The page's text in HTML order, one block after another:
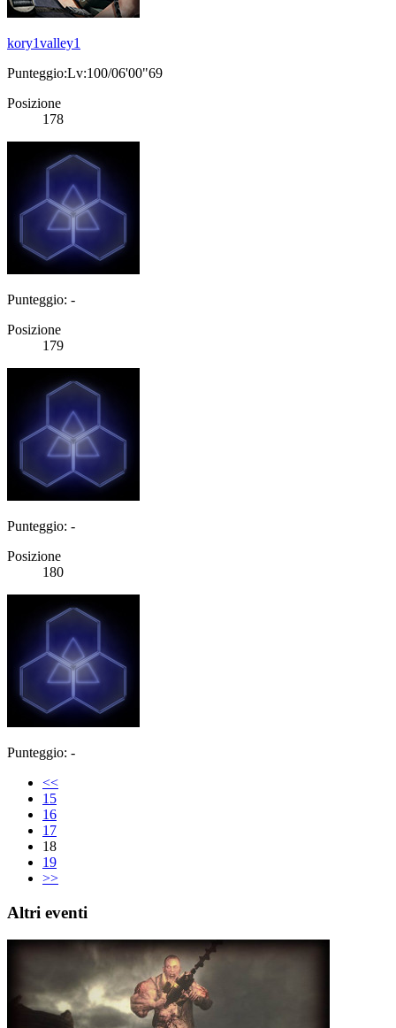
kory1valley1
Punteggio:Lv:100/06'00"69
Posizione
178
Punteggio: -
Posizione
179
Punteggio: -
Posizione
180
Punteggio: -
<<
15
16
17
18
19
>>
Altri eventi